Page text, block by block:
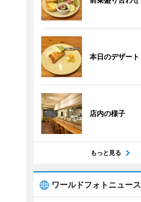
本日のデザート
店内の様子
もっと見る
ワールドフォトニュース